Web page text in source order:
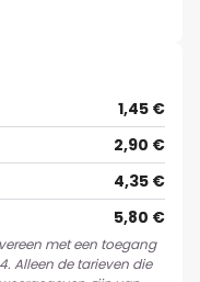
1,45 €
2,90 €
4,35 €
5,80 €
met een toegang
Alleen de tarieven die